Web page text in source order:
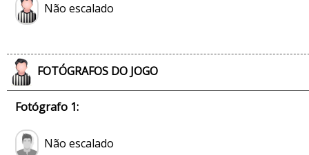
Não escalado
FOTÓGRAFOS DO JOGO
Fotógrafo 1:
Não escalado